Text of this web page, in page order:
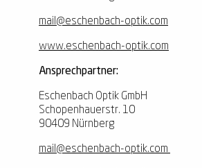
mail@eschenbach-optik.com
www.eschenbach-optik.com
Ansprechpartner:
Eschenbach Optik GmbH
Schopenhauerstr. 10
90409 Nürnberg
mail@eschenbach-optik.com